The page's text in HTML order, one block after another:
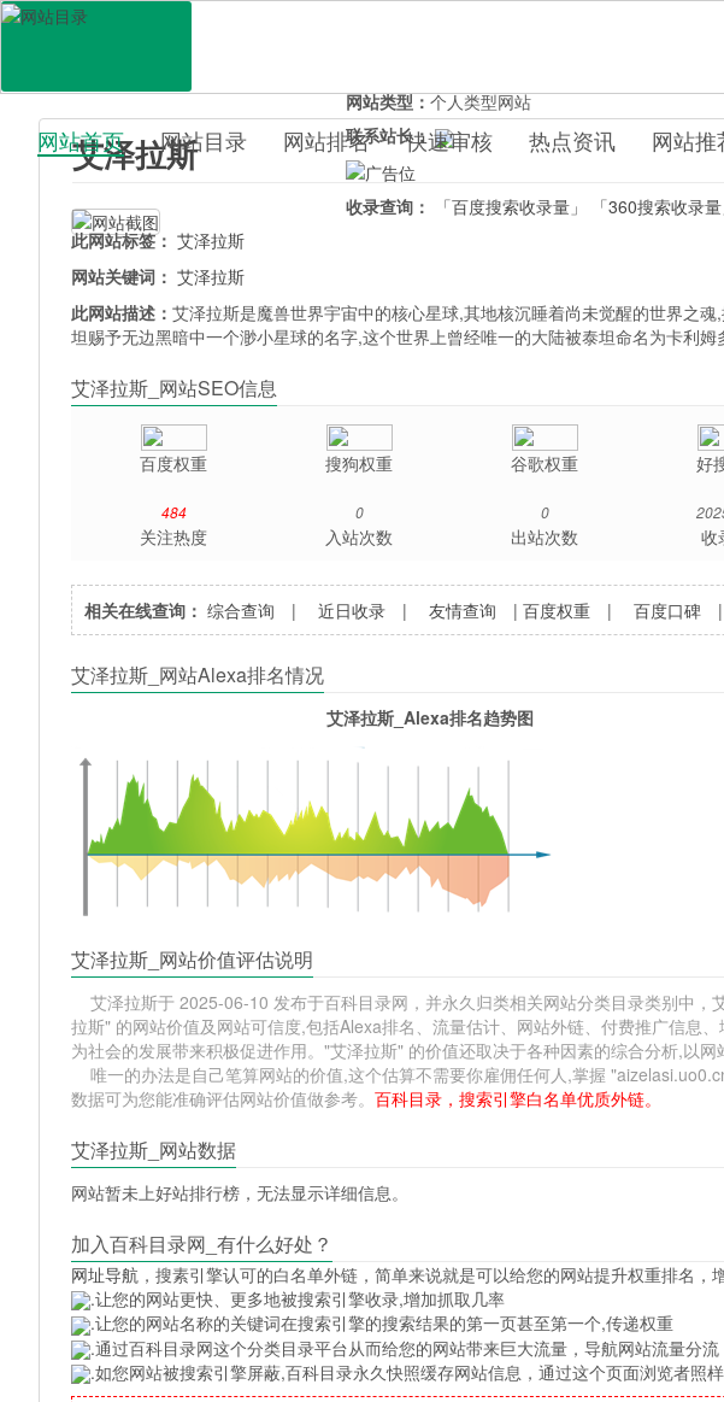
百科目录
网站首页 网站目录 网站排名 快速审核 热点资讯 网站推
艾泽拉斯
网站类型：个人类型网站
联系站长：
收录查询： 「百度搜索收录量」 「360搜索收录量
此网站标签： 艾泽拉斯
网站关键词： 艾泽拉斯
此网站描述：艾泽拉斯是魔兽世界宇宙中的核心星球,其地核沉睡着尚未觉醒的世界之
坦赐予无边黑暗中一个渺小星球的名字,这个世界上曾经唯一的大陆被泰坦命名为卡利姆
艾泽拉斯_网站SEO信息
百度权重 搜狗权重 谷歌权重 好
484
关注热度
0
入站次数
0
出站次数 收
相关在线查询： 综合查询 |近日收录 |友情查询 |百度权重 |百度口碑
艾泽拉斯_网站Alexa排名情况
艾泽拉斯_Alexa排名趋势图
艾泽拉斯_网站价值评估说明
艾泽拉斯于 2025-06-10 发布于百科目录网，并永久归类相关网站分类目录类别中，
拉斯" 的网站价值及网站可信度,包括Alexa排名、流量估计、网站外链、付费推广信息
为社会的发展带来积极促进作用。"艾泽拉斯" 的价值还取决于各种因素的综合分析,以网
唯一的办法是自己笔算网站的价值,这个估算不需要你雇佣任何人,掌握
数据可为您能准确评估网站价值做参考。百科目录，搜索引擎白名单优质外链。
艾泽拉斯_网站数据
网站暂未上好站排行榜，无法显示详细信息。
加入百科目录网_有什么好处？
网址导航 ，搜素引擎认可的白名单外链，简单来说就是可以给您的网站提升权重排名
.让您的网站更快、更多地被搜索引擎收录,增加抓取几率
.让您的网站名称的关键词在搜索引擎的搜索结果的第一页甚至第一个,传递权重
.通过百科目录网这个分类目录平台从而给您的网站带来巨大流量，导航网站流量分流
.如您网站被搜索引擎屏蔽,百科目录永久快照缓存网站信息，通过这个页面浏览者照